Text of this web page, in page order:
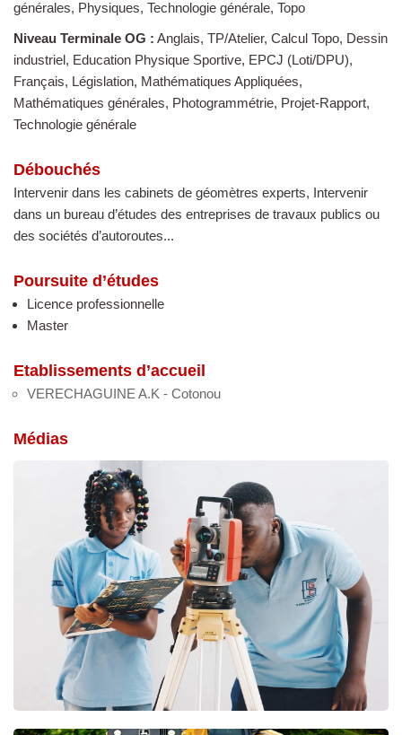
générales, Physiques, Technologie générale, Topo
Niveau Terminale OG : Anglais, TP/Atelier, Calcul Topo, Dessin
industriel, Education Physique Sportive, EPCJ (Loti/DPU),
Français, Législation, Mathématiques Appliquées,
Mathématiques générales, Photogrammétrie, Projet-Rapport,
Technologie générale
Débouchés
Intervenir dans les cabinets de géomètres experts, Intervenir
dans un bureau d’études des entreprises de travaux publics ou
des sociétés d’autoroutes...
Poursuite d’études
Licence professionnelle
Master
Etablissements d’accueil
VERECHAGUINE A.K - Cotonou
Médias